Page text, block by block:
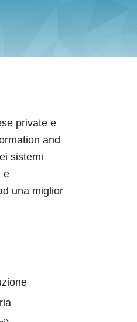
private e
and
sistemi
e
una miglior